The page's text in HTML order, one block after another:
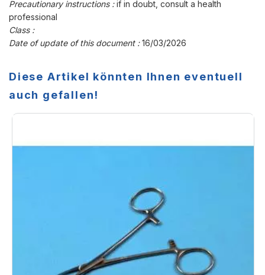
Precautionary instructions :if in doubt, consult a health
professional
Class :
Date of update of this document :16/03/2026
Diese Artikel könnten Ihnen eventuell
auch gefallen!